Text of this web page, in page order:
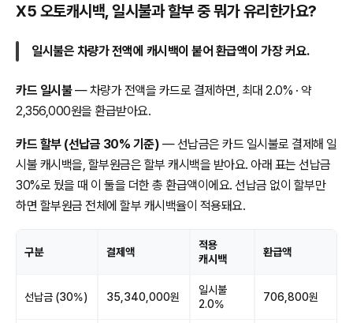
X5 오토캐시백, 일시불과 할부 중 뭐가 유리한가요?
일시불은 차량가 전액에 캐시백이 붙어 환급액이 가장 커요.
카드 일시불— 차량가 전액을 카드로 결제하면, 최대 2.0% · 약
2,356,000원을 환급받아요.
카드 할부 (선납금 30% 기준) — 선납금은 카드 일시불로 결제해 일
시불 캐시백을, 할부원금은 할부 캐시백을 받아요. 아래 표는 선납금
30%로 뒀을 때 이 둘을 더한 총 환급액이에요. 선납금 없이 할부만
하면 할부원금 전체에 할부 캐시백율이 적용돼요.
구분 결제액
적용
캐시백
환급액
선납금 (30%) 35,340,000원
일시불
2.0%
706,800원